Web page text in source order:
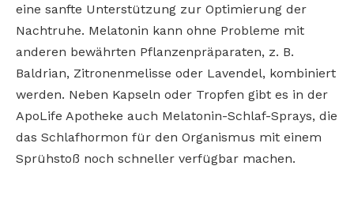
eine sanfte Unterstützung zur Optimierung der
Nachtruhe. Melatonin kann ohne Probleme mit
anderen bewährten Pflanzenpräparaten, z. B.
Baldrian, Zitronenmelisse oder Lavendel, kombiniert
werden. Neben Kapseln oder Tropfen gibt es in der
ApoLife Apotheke auch Melatonin-Schlaf-Sprays, die
das Schlafhormon für den Organismus mit einem
Sprühstoß noch schneller verfügbar machen.